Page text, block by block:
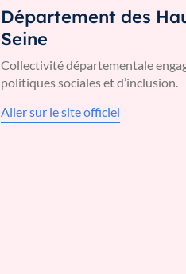
Département des
Seine
Collectivité départementale
politiques sociales et d’inclusion.
Aller sur le site officiel